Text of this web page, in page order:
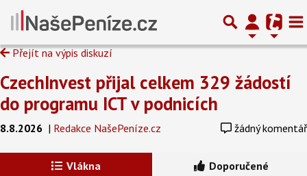
Přejít na výpis diskuzí
CzechInvest přijal celkem 329 žádostí
do programu ICT v podnicích
8.8.2026 | Redakce NašePeníze.cz žádný komentář
Vlákna Doporučené